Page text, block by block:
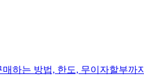
하는 방법, 한도, 무이자할부까